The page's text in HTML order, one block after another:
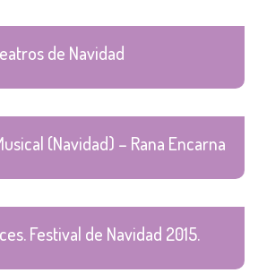
de Navidad
(Navidad) – Rana Encarna
Festival de Navidad 2015.